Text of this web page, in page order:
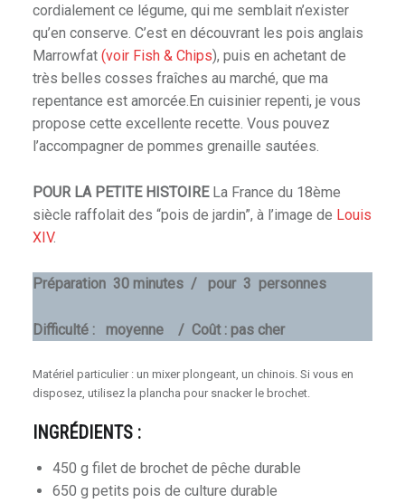
cordialement ce légume, qui me semblait n’exister
qu’en conserve. C’est en découvrant les pois anglais
Marrowfat (voir Fish & Chips), puis en achetant de
très belles cosses fraîches au marché, que ma
repentance est amorcée.En cuisinier repenti, je vous
propose cette excellente recette. Vous pouvez
l’accompagner de pommes grenaille sautées.
POUR LA PETITE HISTOIRELa France du 18ème
siècle raffolait des “pois de jardin”, à l’image de Louis
XIV.
Préparation 30 minutes / pour 3 personnes
Difficulté : moyenne / Coût : pas cher
Matériel particulier : un mixer plongeant, un chinois. Si vous en
disposez, utilisez la plancha pour snacker le brochet.
INGRÉDIENTS :
450 g filet de brochet de pêche durable
650 g petits pois de culture durable